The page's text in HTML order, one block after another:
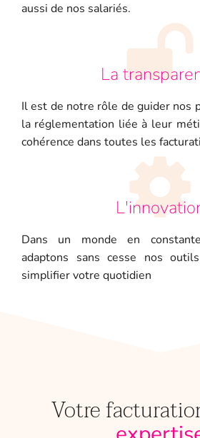
aussi de nos salariés.
La
Il est de notre rôle de guider nos
la réglementation liée à leur
cohérence dans toutes les
Dans un monde en
adaptons sans cesse nos
simplifier votre quotidien
Votre